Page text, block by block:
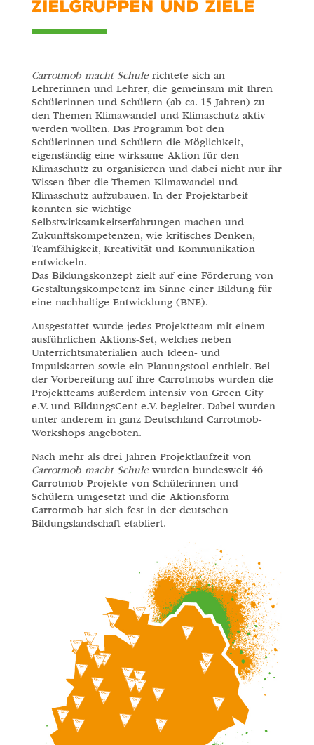
ZIELGRUPPEN UND ZIELE
Carrotmob macht Schulerichtete sich an
Lehrerinnen und Lehrer, die gemeinsam mit Ihren
Schülerinnen und Schülern (ab ca. 15 Jahren) zu
den Themen Klimawandel und Klimaschutz aktiv
werden wollten. Das Programm bot den
Schülerinnen und Schülern die Möglichkeit,
eigenständig eine wirksame Aktion für den
Klimaschutz zu organisieren und dabei nicht nur ihr
Wissen über die Themen Klimawandel und
Klimaschutz aufzubauen. In der Projektarbeit
konnten sie wichtige
Selbstwirksamkeitserfahrungen machen und
Zukunftskompetenzen, wie kritisches Denken,
Teamfähigkeit, Kreativität und Kommunikation
entwickeln.
Das Bildungskonzept zielt auf eine Förderung von
Gestaltungskompetenz im Sinne einer Bildung für
eine nachhaltige Entwicklung (BNE).
Ausgestattet wurde jedes Projektteam mit einem
ausführlichen Aktions-Set, welches neben
Unterrichtsmaterialien auch Ideen- und
Impulskarten sowie ein Planungstool enthielt. Bei
der Vorbereitung auf ihre Carrotmobs wurden die
Projektteams außerdem intensiv von Green City
e.V. und BildungsCent e.V. begleitet. Dabei wurden
unter anderem in ganz Deutschland Carrotmob-
Workshops angeboten.
Nach mehr als drei Jahren Projektlaufzeit von
Carrotmob macht Schulewurden bundesweit 46
Carrotmob-Projekte von Schülerinnen und
Schülern umgesetzt und die Aktionsform
Carrotmob hat sich fest in der deutschen
Bildungslandschaft etabliert.
BISHERIGE CARROTMOBS